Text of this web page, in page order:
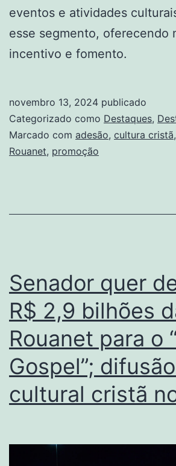
eventos e atividades
esse segmento, oferecendo
incentivo e fomento.
novembro 13, 2024 publicado
Categorizado como Destaques,
Marcado com adesão, cultura cristã,
Rouanet, promoção
Senador quer
R$ 2,9 bilhões
Rouanet para o
Gospel”;
cultural cristã